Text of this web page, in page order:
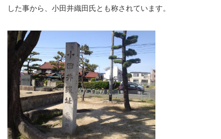
した事から、小田井織田氏とも称されています。